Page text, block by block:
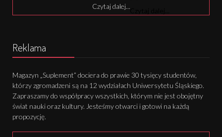
Czytaj dalej...
Czytaj dalej...
Reklama
Magazyn „Suplement” dociera do prawie 30 tysięcy studentów,
którzy zgromadzeni są na 12 wydziałach Uniwersytetu Śląskiego.
Zapraszamy do współpracy wszystkich, którym nie jest obojętny
świat nauki oraz kultury. Jesteśmy otwarci i gotowi na każdą
propozycję.